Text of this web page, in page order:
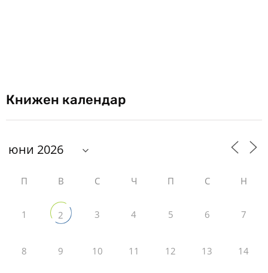
Книжен календар
П В С Ч П С Н
1 2 3 4 5 6 7
8 9 10 11 12 13 14